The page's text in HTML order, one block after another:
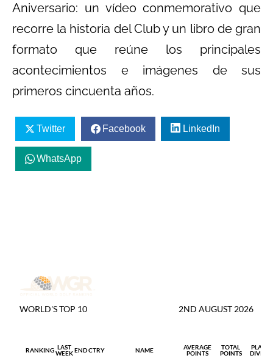
Aniversario: un vídeo conmemorativo que
recorre la historia del Club y un libro de gran
formato que reúne los principales
acontecimientos e imágenes de sus
primeros cincuenta años.
Twitter Facebook LinkedIn
WhatsApp